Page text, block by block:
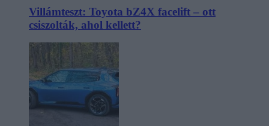
Villámteszt: Toyota bZ4X facelift – ott
csiszolták, ahol kellett?